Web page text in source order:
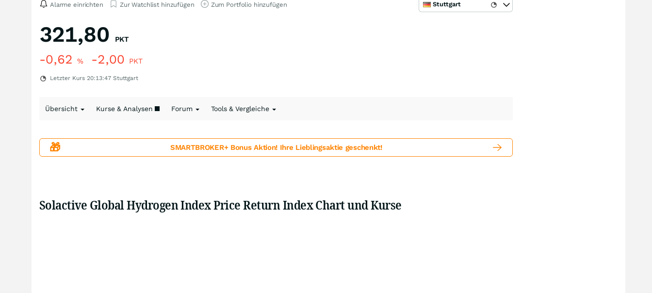
Alarme einrichten Zur Watchlist hinzufügen Zum Portfolio hinzufügen Stuttgart
321,80 PKT
-0,62 % -2,00 PKT
Letzter Kurs 20:13:47 Stuttgart
Übersicht Kurse & Analysen Forum Tools & Vergleiche
🎁 SMARTBROKER+ Bonus Aktion! Ihre Lieblingsaktie geschenkt!
Solactive Global Hydrogen Index Price Return Index Chart und Kurse